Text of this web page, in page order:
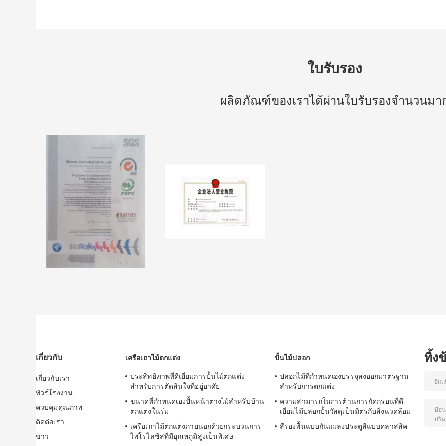
ใบรับรอง
ผลิตภัณฑ์ของเราได้ผ่านใบรับรองจำนวนมา
เกี่ยวกับ
เกี่ยวกับเรา
ทัวร์โรงงาน
ควบคุมคุณภาพ
ติดต่อเรา
ข่าว
เครือเถาไม้ตกแต่ง
ประสิทธิภาพที่ดีเยี่ยมการปั้นไม้ตกแต่ง
สำหรับการตัดสินใจที่อยู่อาศัย
ขนาดที่กำหนดเองปั้นหน้าต่างไม้สำหรับบ้าน
ตกแต่งในร่ม
เครือเถาไม้ตกแต่งภายนอกด้วยกระบวนการ
ไพโรไลซิสที่มีอุณหภูมิสูงเป็นพิเศษ
ปั้นไม้ปลอก
ปลอกไม้ที่กำหนดเองบรรจุส่งออกมาตรฐาน
สำหรับการตกแต่ง
ความสามารถในการต้านการกัดกร่อนที่ดี
เยี่ยมไม้ปลอกปั้นวัสดุเป็นมิตรกับสิ่งแวดล้อม
สีรองพื้นแบบกันแมลงประตูสีแบบคลาสสิค
ทิ้ง